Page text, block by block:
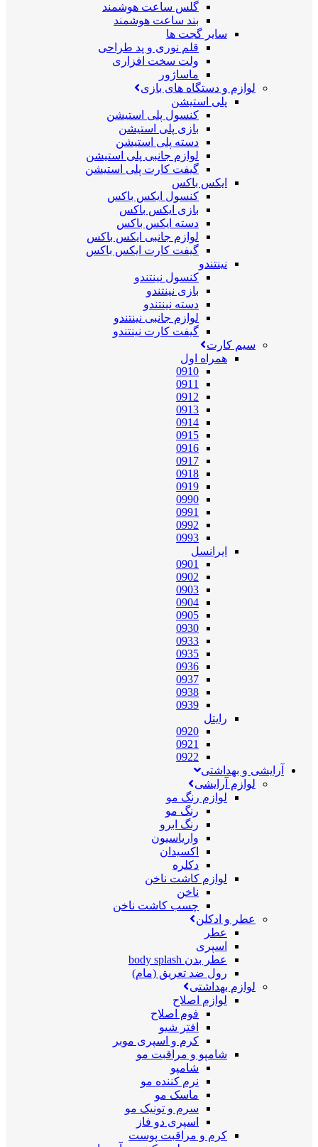
گلس ساعت هوشمند
بند ساعت هوشمند
سایر گجت ها
قلم نوری و پد طراحی
ولت سخت افزاری
ماساژور
لوازم و دستگاه های بازی
پلی استیشن
کنسول پلی استیشن
بازی پلی استیشن
دسته پلی استیشن
لوازم جانبی پلی استیشن
گیفت کارت پلی استیشن
ایکس باکس
کنسول ایکس باکس
بازی ایکس باکس
دسته ایکس باکس
لوازم جانبی ایکس باکس
گیفت کارت ایکس باکس
نینتندو
کنسول نینتندو
بازی نینتندو
دسته نینتندو
لوازم جانبی نینتندو
گیفت کارت نینتندو
سیم کارت
همراه اول
0910
0911
0912
0913
0914
0915
0916
0917
0918
0919
0990
0991
0992
0993
ایرانسل
0901
0902
0903
0904
0905
0930
0933
0935
0936
0937
0938
0939
رایتل
0920
0921
0922
آرایشی و بهداشتی
لوازم آرایشی
لوازم رنگ مو
رنگ مو
رنگ ابرو
واریاسیون
اکسیدان
دکلره
لوازم کاشت ناخن
ناخن
چسب کاشت ناخن
عطر و ادکلن
عطر
اسپری
عطر بدن body splash
رول ضد تعریق (مام)
لوازم بهداشتی
لوازم اصلاح
فوم اصلاح
افتر شیو
کرم و اسپری موبر
شامپو و مراقبت مو
شامپو
نرم کننده مو
ماسک مو
سرم و تونیک مو
اسپری دو فاز
کرم و مراقبت پوست